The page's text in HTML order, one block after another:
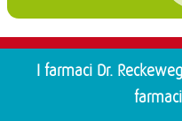
I farmaci Dr. Reckeweg